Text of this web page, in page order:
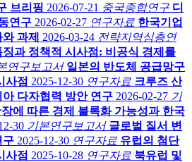
브리핑 2026-07-21 중국종합연구 디
연구 2026-02-27 연구자료 한국기업
과제
2026-03-24 전략지역심층연
과 정책적 시사점: 비공식 경제를
연구보고서 일본의 반도체 공급망구
사점 2025-12-30 연구자료 크루즈 산
다자협력 방안 연구 2026-02-27 기
에 따른 경제 블록화 가능성과 한국
30 기본연구보고서 글로벌 질서 변
구 2025-12-30 연구자료 유럽의 첨단
사점 2025-10-28 연구자료 북유럽 및